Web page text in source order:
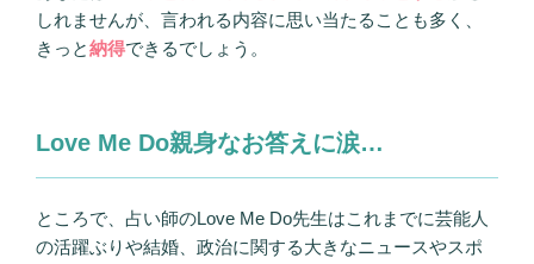
しれませんが、言われる内容に思い当たることも多く、
きっと納得できるでしょう。
Love Me Do親身なお答えに涙…
ところで、占い師のLove Me Do先生はこれまでに芸能人
の活躍ぶりや結婚、政治に関する大きなニュースやスポ